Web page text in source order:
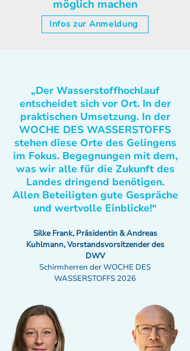
möglich machen
Infos zur Anmeldung
„Der Wasserstoffhochlauf
entscheidet sich vor Ort. In der
praktischen Umsetzung. In der
WOCHE DES WASSERSTOFFS
stehen diese Orte des Gelingens
im Fokus. Begegnungen mit dem,
was wir alle für die Zukunft des
Landes dringend benötigen.
Allen Beteiligten gute Gespräche
und wertvolle Einblicke!“
Silke Frank, Präsidentin & Andreas
Kuhlmann, Vorstandsvorsitzender des
DWV
Schirmherren der WOCHE DES
WASSERSTOFFS 2026